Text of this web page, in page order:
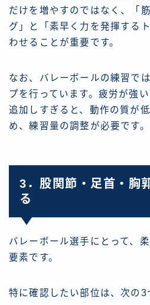
だけを増やすのではなく、「
グ」と「素早く力を発揮する
わせることが重要です。
なお、バレーボールの練習で
プを行っています。疲労が強
追加しすぎると、動作の質が
め、練習量の調整が必要です。
3．股関節・足首・胸
る
バレーボール選手にとって、
要素です。
特に確認したい部位は、次の3